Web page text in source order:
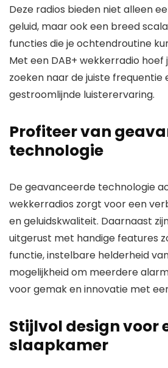
Deze radios bieden niet alleen
geluid, maar ook een breed
functies die je ochtendroutine
Met een DAB+ wekkerradio
zoeken naar de juiste frequentie
gestroomlijnde luisterervaring.
Profiteer van
technologie
De geavanceerde technologie
wekkerradios zorgt voor een
en geluidskwaliteit. Daarnaast
uitgerust met handige features
functie, instelbare helderheid
mogelijkheid om meerdere
voor gemak en innovatie met
Stijlvol design voor
slaapkamer